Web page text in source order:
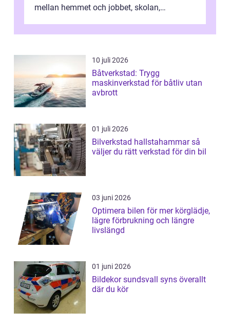
mellan hemmet och jobbet, skolan,
10 juli 2026
Båtverkstad: Trygg
maskinverkstad för båtliv utan
avbrott
01 juli 2026
Bilverkstad hallstahammar så
väljer du rätt verkstad för din bil
03 juni 2026
Optimera bilen för mer körglädje,
lägre förbrukning och längre
livslängd
01 juni 2026
Bildekor sundsvall syns överallt
där du kör